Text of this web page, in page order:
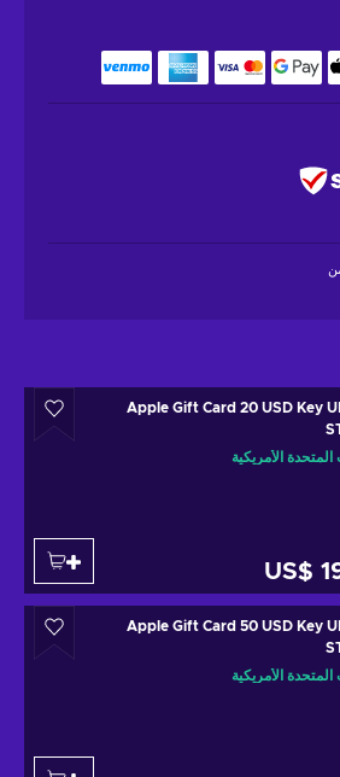
Apple Gift Card 20 USD Key
المتحدة الأمريكية
US$
Apple Gift Card 50 USD Key
المتحدة الأمريكية